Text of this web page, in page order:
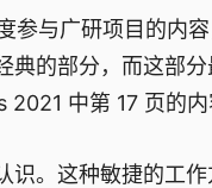
参与广研项目的内
典的部分，而这部
中第 17 页的内
识。这种敏捷的工